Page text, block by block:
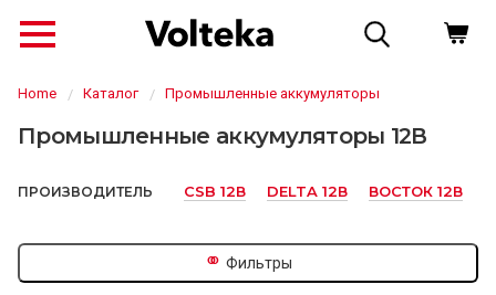
Home Каталог Промышленные аккумуляторы
Промышленные аккумуляторы 12В
ПРОИЗВОДИТЕЛЬ CSB 12В DELTA 12В ВОСТОК 12В
⚭ Фильтры